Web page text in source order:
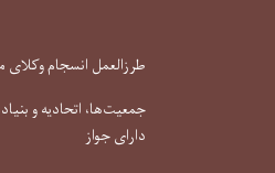
طرزالعمل انسجام وکلای
جمعیت‌ها، اتحادیه و
دارای جواز